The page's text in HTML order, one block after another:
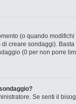
(o quando
creare sondaggi).
(0 per non porre
Se senti il